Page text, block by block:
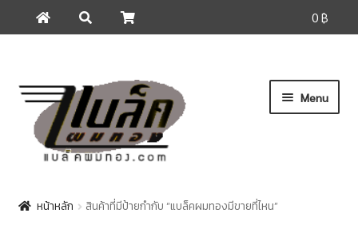
0 ฿
Skip
navigation
Skip
content
Menu
ดูสินค้า
หน้าหลัก สินค้าที่มีป้ายกำกับ “แบล็คผมทองมีขายที่ไหน”